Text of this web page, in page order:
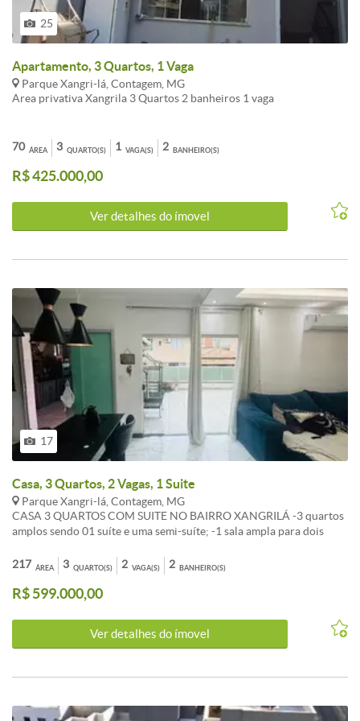
como parte do pagamento.Agende sua visita e venha conhecer esta
excelente oportunidade!
25
Apartamento, 3 Quartos, 1 Vaga
Parque Xangri-lá, Contagem, MG
Area privativa Xangrila 3 Quartos 2 banheiros 1 vaga
ÁREA
70 QUARTO(S)
3 VAGA(S)
1 BANHEIRO(S)
2
R$ 425.000,00
Ver detalhes do ímovel
17
Casa, 3 Quartos, 2 Vagas, 1 Suite
Parque Xangri-lá, Contagem, MG
CASA 3 QUARTOS COM SUITE NO BAIRRO XANGRILÁ -3 quartos
amplos sendo 01 suíte e uma semi-suíte; -1 sala ampla para dois
armários planejados -1 banho social com box blindex, armários
planejados; -2 vagas de garagem cobertas; -Área externa contendo
churrasqueira, pia e bancada em granito. Obs. Acabamento em
imóvel, padrão trifásico contendo rede 220v, ar-condicionado
25.000 btus. Ótima localização, próximo ao supermercado BH,
ÁREA
217 QUARTO(S)
3 VAGA(S)
2 BANHEIRO(S)
2
R$ 599.000,00
Ver detalhes do ímovel